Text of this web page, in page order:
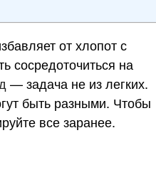
от хлопот с
сосредоточиться на
— задача не из легких.
быть разными. Чтобы
все заранее.